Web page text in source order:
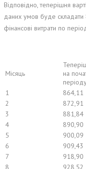
Відповідно, теперішня
даних умов буде складати
фінансові витрати по
Місяць
на
1 864,11
2
872,91
3
881,84
4
890,90
5
900,09
6
909,43
7
918,90
8
928,52